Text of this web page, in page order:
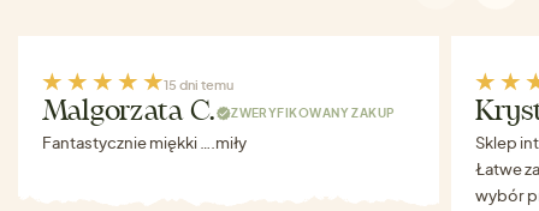
15 dni temu
Malgorzata C. ZWERYFIKOWANY ZAKUP
Fantastycznie miękki ….miły
Sklep
Łatwe
wybór